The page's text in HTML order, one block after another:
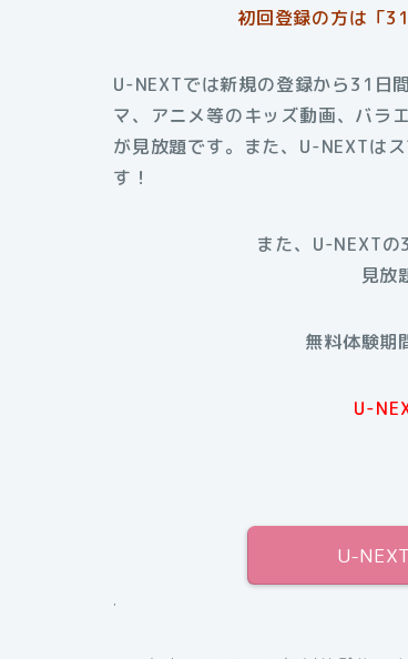
初回登録の方は「
U-NEXTでは新規の登録から31日
マ、アニメ等のキッズ動画、バラ
が見放題です。また、U-NEXTは
す！
また、U-NEXT
見放
無料体験期
U-
U-
.